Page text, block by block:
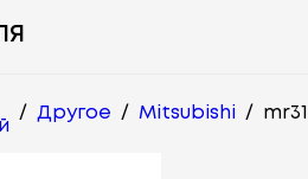
/ Другое / Mitsubishi /